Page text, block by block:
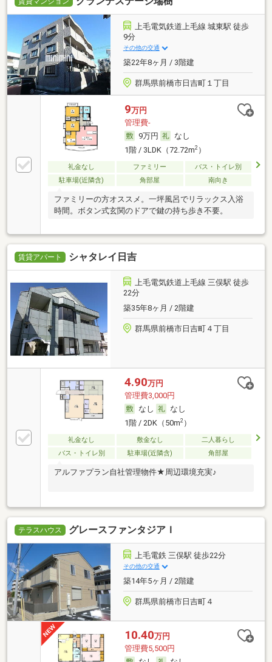
上毛電気鉄道上毛線 城東駅 徒歩
9分
その他の交通
築22年8ヶ月 / 3階建
群馬県前橋市日吉町１丁目
9万円
管理費-
9万円
なし
1階 / 3LDK（72.72m2）
礼金なし ファミリー
バス・トイレ別
駐車場(近隣含)
角部屋 南向き
ファミリーの方オススメ。一坪風呂でリラックス入浴
時間。ボタン式玄関のドアで鍵の持ち歩き不要。
賃貸アパート シャタレイ日吉
上毛電気鉄道上毛線 三俣駅 徒歩
22分
築35年8ヶ月 / 2階建
群馬県前橋市日吉町４丁目
4.90万円
管理費3,000円
なし
なし
1階 / 2DK（50m2）
礼金なし 敷金なし
二人暮らし
バス・トイレ別
駐車場(近隣含) 角部屋
アルファプラン自社管理物件★周辺環境充実♪
テラスハウス グレースファンタジアＩ
上毛電鉄 三俣駅 徒歩22分
その他の交通
築14年5ヶ月 / 2階建
群馬県前橋市日吉町４
10.40万円
管理費5,500円